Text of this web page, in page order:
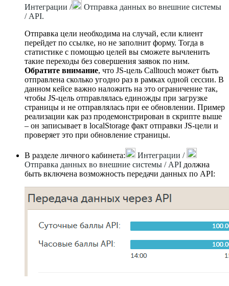
Интеграции /
Отправка данных во внешние системы
/ API.
Отправка цели необходима на случай, если клиент
перейдет по ссылке, но не заполнит форму. Тогда в
статистике с помощью целей вы сможете вычленить
такие переходы без совершения заявок по ним.
Обратите внимание, что JS-цель Calltouch может быть
отправлена сколько угодно раз в рамках одной сессии. В
данном кейсе важно наложить на это ограничение так,
чтобы JS-цель отправлялась единожды при загрузке
страницы и не отправлялась при ее обновлении. Пример
реализации как раз продемонстрирован в скрипте выше
– он записывает в localStorage факт отправки JS-цели и
проверяет это при обновление страницы.
В разделе личного кабинета:
Интеграции /
Отправка данных во внешние системы / API должна
быть включена возможность передачи данных по API: